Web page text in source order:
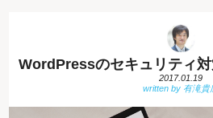
WordPressのセキュリティ
2017.01.19